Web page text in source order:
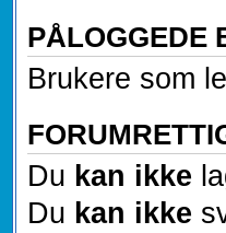
PÅLOGGEDE
Brukere som
Du kan ikke
Du kan ikke